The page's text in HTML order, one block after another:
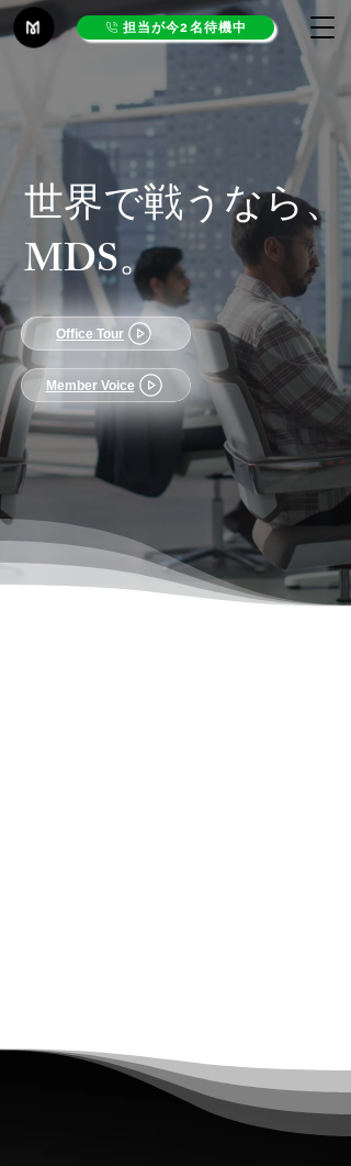
担当が今2名待機中
​世界で戦うなら、
MDS。
Office Tour
Member Voice